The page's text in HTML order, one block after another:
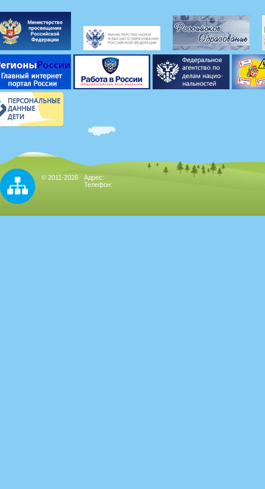
© 2011-2026
Адрес:
Телефон: